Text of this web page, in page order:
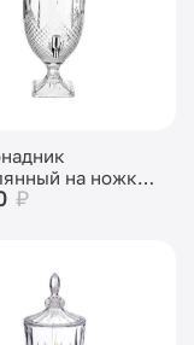
на ножке
5 л Н-52 см
₽